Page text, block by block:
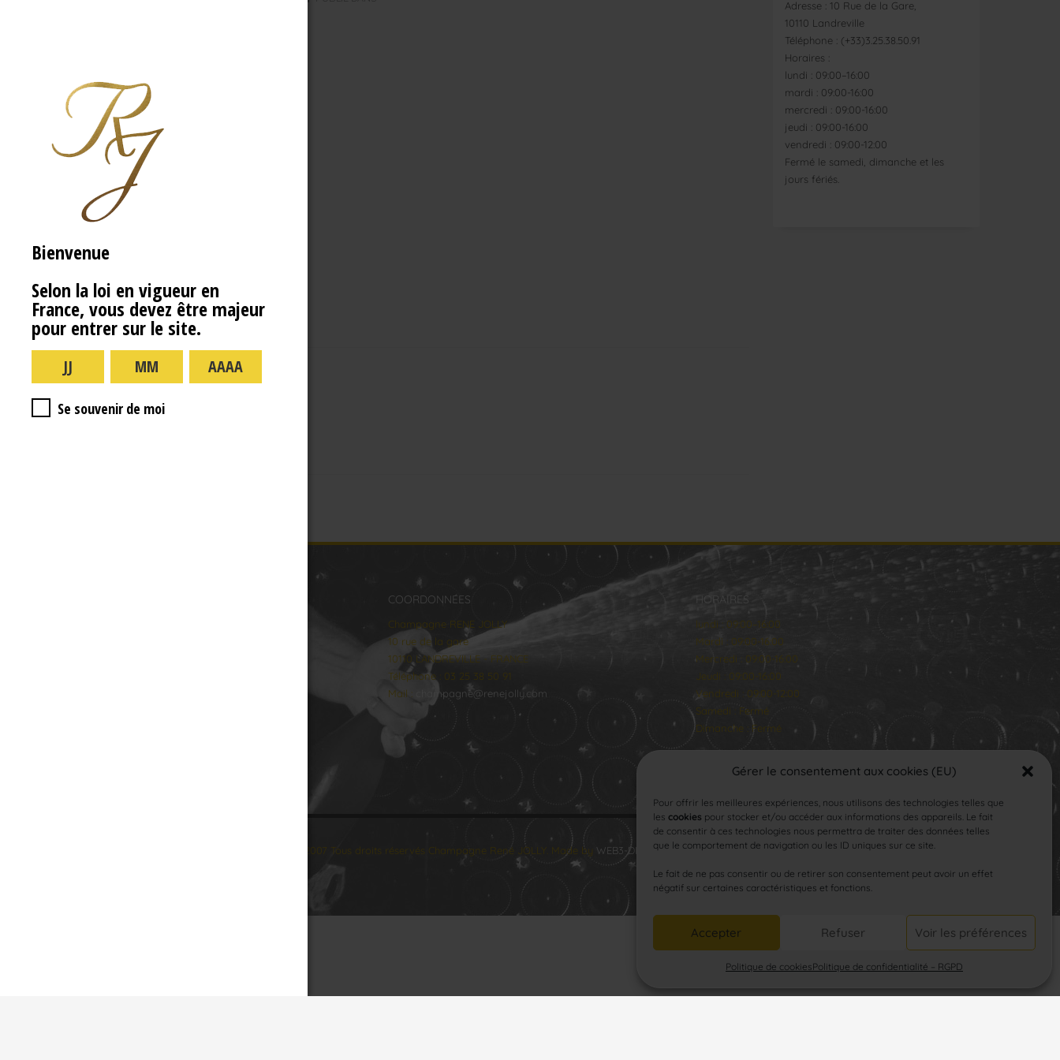
Gérer le consentement aux cookies (EU)
Pour offrir les meilleures expériences, nous utilisons des technologies telles que
les cookies pour stocker et/ou accéder aux informations des appareils. Le fait
de consentir à ces technologies nous permettra de traiter des données telles
que le comportement de navigation ou les ID uniques sur ce site.
Le fait de ne pas consentir ou de retirer son consentement peut avoir un effet
négatif sur certaines caractéristiques et fonctions.
Accepter Refuser Voir les préférences
Politique de cookiesPolitique de confidentialité – RGPD
Adresse : 10 Rue de la Gare,
10110 Landreville
Téléphone : (+33)3.25.38.50.91
Horaires :
lundi : 09:00–16:00
mardi : 09:00-16:00
mercredi : 09:00-16:00
jeudi : 09:00-16:00
vendredi : 09:00-12:00
Fermé le samedi, dimanche et les
jours fériés.
COORDONNÉES
Champagne RENE JOLLY
10 rue de la gare
10110 LANDREVILLE - FRANCE
Téléphone : 03 25 38 50 91
Mail :
champagne@renejolly.com
HORAIRES
lundi : 09:00–16:00
Mardi : 09:00-16:00
Mercredi : 09:00-16:00
Jeudi : 09:00-16:00
Vendredi : 09:00-12:00
Samedi : Fermé
Dimanche : Fermé
© 2007 Tous droits réservés Champagne René JOLLY. Made by WEB3-DESIGN.
Bienvenue
Selon la loi en vigueur en
France, vous devez être majeur
pour entrer sur le site.
Se souvenir de moi